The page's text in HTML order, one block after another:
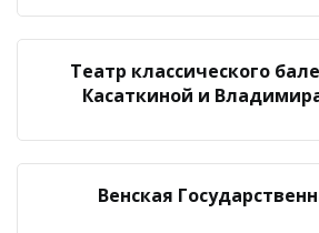
Театр классического
Касаткиной и
Венская